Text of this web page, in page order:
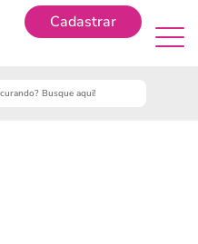
Cadastrar